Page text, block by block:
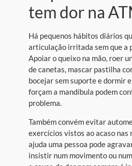
tem dor na
Há pequenos hábitos diários
articulação irritada sem que a
Apoiar o queixo na mão, roer
de canetas, mascar pastilha
bocejar sem suporte e dormir
forçam a mandíbula podem
problema.
Também convém evitar
exercícios vistos ao acaso nas
ajuda uma pessoa pode
insistir num movimento ou